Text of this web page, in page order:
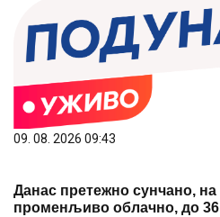
09. 08. 2026 09:43
Данас претежно сунчано, на
променљиво облачно, до 36